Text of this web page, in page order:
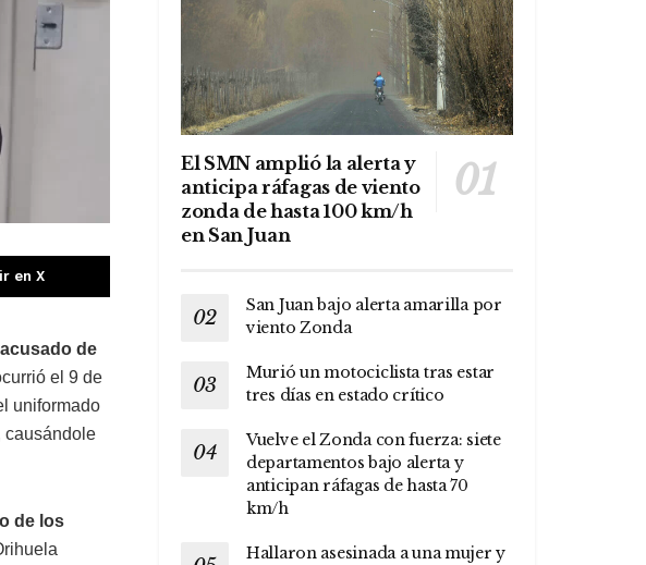
en X
de
el 9 de
uniformado
causándole
de los
El SMN amplió la alerta y
anticipa ráfagas de viento
zonda de hasta 100 km/h
en San Juan
San Juan bajo alerta amarilla por
viento Zonda
Murió un motociclista tras estar
tres días en estado crítico
Vuelve el Zonda con fuerza: siete
departamentos bajo alerta y
anticipan ráfagas de hasta 70
km/h
Hallaron asesinada a una mujer y